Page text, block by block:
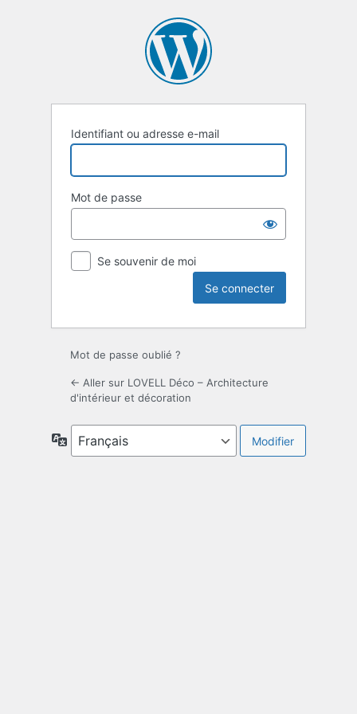
Identifiant ou adresse e-mail
Mot de passe
Se souvenir de moi
Mot de passe oublié ?
← Aller sur LOVELL Déco – Architecture
d'intérieur et décoration
Langue